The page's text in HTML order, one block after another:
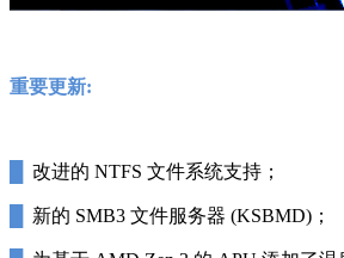
重要更新:
改进的 NTFS 文件系统支持；
新的 SMB3 文件服务器 (KSBMD)；